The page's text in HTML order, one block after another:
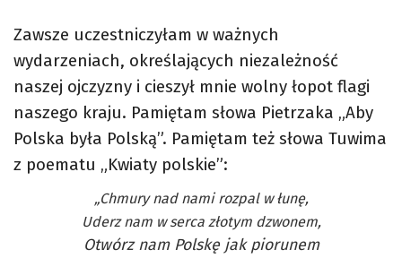
Zawsze uczestniczyłam w ważnych
wydarzeniach, określających niezależność
naszej ojczyzny i cieszył mnie wolny łopot flagi
naszego kraju. Pamiętam słowa Pietrzaka „Aby
Polska była Polską”. Pamiętam też słowa Tuwima
z poematu „Kwiaty polskie”:
„Chmury nad nami rozpal w łunę,
Uderz nam w serca złotym dzwonem,
Otwórz nam Polskę jak piorunem